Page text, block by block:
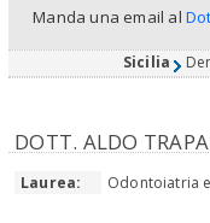
Manda una email al
Sicilia
DOTT. ALDO
Laurea: Odontoiatria